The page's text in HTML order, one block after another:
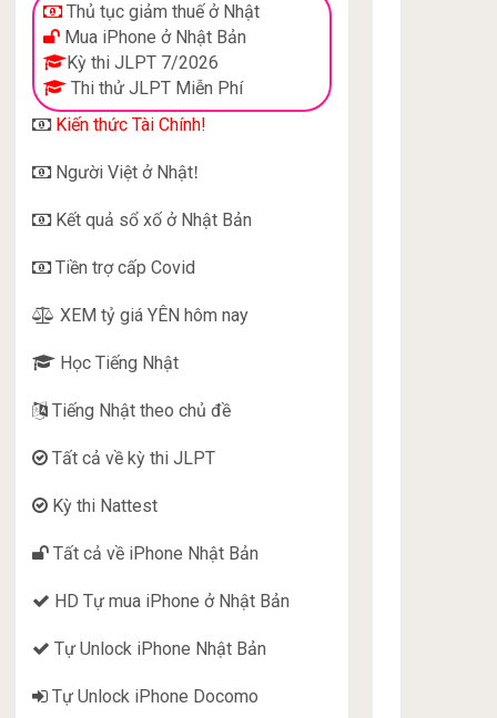
Thủ tục giảm thuế ở Nhật
Mua iPhone ở Nhật Bản
Kỳ thi JLPT 7/2026
Thi thử JLPT Miễn Phí
Kiến thức Tài Chính!
Người Việt ở Nhật!
Kết quả sổ xố ở Nhật Bản
Tiền trợ cấp Covid
XEM tỷ giá YÊN hôm nay
Học Tiếng Nhật
Tiếng Nhật theo chủ đề
Tất cả về kỳ thi JLPT
Kỳ thi Nattest
Tất cả về iPhone Nhật Bản
HD Tự mua iPhone ở Nhật Bản
Tự Unlock iPhone Nhật Bản
Tự Unlock iPhone Docomo